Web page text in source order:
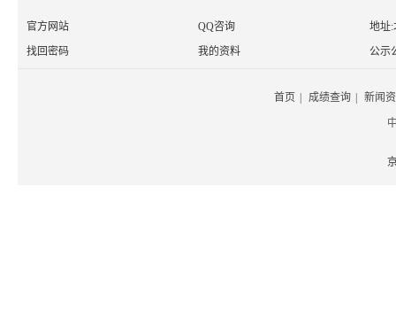
官方网站 QQ咨询
地址:
找回密码
我的资料 公示
首页 成绩查询 新闻